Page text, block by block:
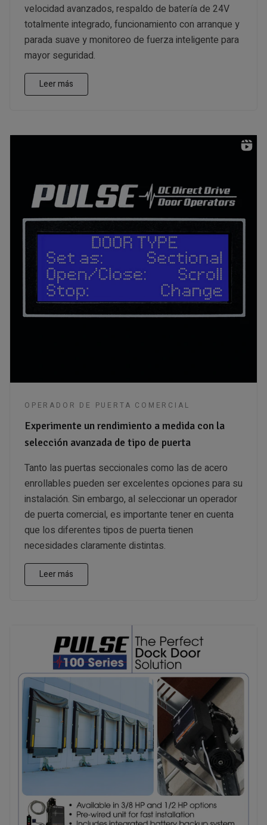
velocidad avanzados, respaldo de batería de 24V
totalmente integrado, funcionamiento con arranque y
parada suave y monitoreo de fuerza inteligente para
mayor seguridad.
Leer más
OPERADOR DE PUERTA COMERCIAL
Experimente un rendimiento a medida con la
selección avanzada de tipo de puerta
Tanto las puertas seccionales como las de acero
enrollables pueden ser excelentes opciones para su
instalación. Sin embargo, al seleccionar un operador
de puerta comercial, es importante tener en cuenta
que los diferentes tipos de puerta tienen
necesidades claramente distintas.
Leer más